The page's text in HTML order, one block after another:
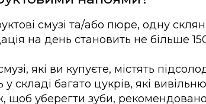
смузі та/або пюре, одну
на день становить не більше
які ви купуєте, містять
у складі багато цукрів, які
щоб уберегти зуби,